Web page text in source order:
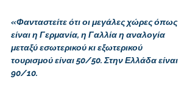
«Φανταστείτε ότι οι μεγάλες χώρες όπως
είναι η Γερμανία, η Γαλλία η αναλογία
μεταξύ εσωτερικού κι εξωτερικού
τουρισμού είναι 50/50. Στην Ελλάδα είναι
90/10.